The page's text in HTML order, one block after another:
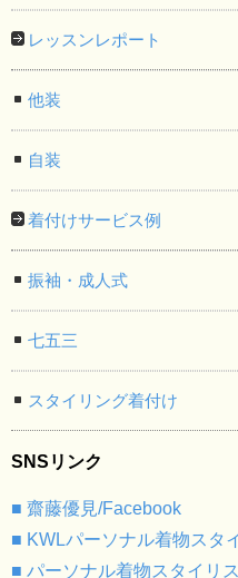
レッスンレポート
他装
自装
着付けサービス例
振袖・成人式
七五三
スタイリング着付け
SNSリンク
■ 齋藤優見/Facebook
■ KWLパーソナル着物スタ
■ パーソナル着物スタイリ